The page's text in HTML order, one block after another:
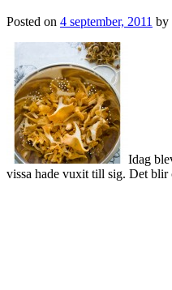
Posted on 4 september, 2011 by
Idag
vissa hade vuxit till sig. Det blir